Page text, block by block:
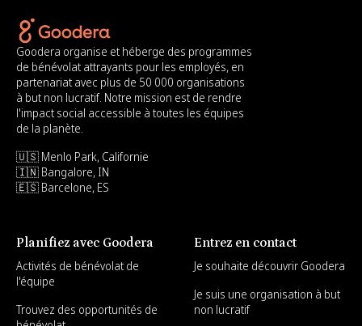
Goodera organise et héberge des programmes
de bénévolat attrayants pour les employés, en
partenariat avec plus de 50 000 organisations
à but non lucratif. Notre mission est de rendre
l'impact social accessible à toutes les équipes
de la planète.
🇺🇸 Menlo Park, Californie
🇮🇳 Bangalore, IN
🇪🇸 Barcelone, ES
Planifiez avec Goodera
Activités de bénévolat de
l'équipe
Trouvez des opportunités de
Entrez en contact
Je souhaite découvrir Goodera
Je suis une organisation à but
non lucratif